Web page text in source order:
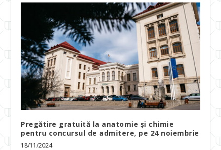
Pregătire gratuită la anatomie și chimie
pentru concursul de admitere, pe 24 noiembrie
18/11/2024